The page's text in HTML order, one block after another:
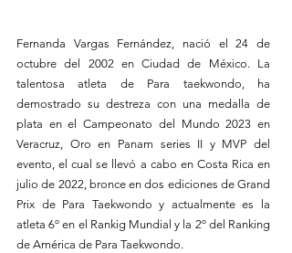
Fernanda Vargas Fernández, nació el 24 de
octubre del 2002 en Ciudad de México. La
talentosa atleta de Para taekwondo, ha
demostrado su destreza con una medalla de
plata en el Campeonato del Mundo 2023 en
Veracruz, Oro en Panam series II y MVP del
evento, el cual se llevó a cabo en Costa Rica en
julio de 2022, bronce en dos ediciones de Grand
Prix de Para Taekwondo y actualmente es la
atleta 6º en el Rankig Mundial y la 2º del Ranking
de América de Para Taekwondo.